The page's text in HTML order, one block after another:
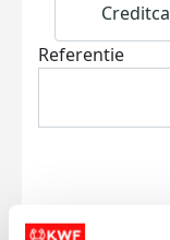
Referentie